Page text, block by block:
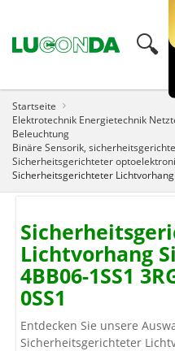
🔍︎
Startseite
Elektrotechnik Energietechnik
Beleuchtung
Binäre Sensorik,
Sicherheitsgerichteter
Sicherheitsgerichteter
Lichtvorhang
4BB06-1SS1
0SS1
Entdecken Sie unsere
Sicherheitsgerichteter